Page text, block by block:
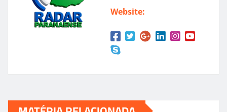
Website: